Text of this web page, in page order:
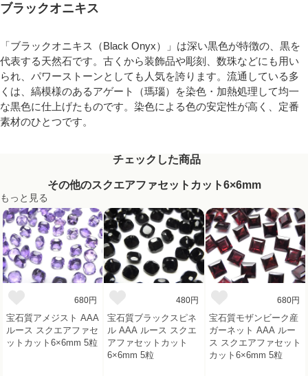
ブラックオニキス
「ブラックオニキス（Black Onyx）」は深い黒色が特徴の、黒を
代表する天然石です。古くから装飾品や彫刻、数珠などにも用い
られ、パワーストーンとしても人気を誇ります。流通している多
くは、縞模様のあるアゲート（瑪瑙）を染色・加熱処理して均一
な黒色に仕上げたものです。染色による色の安定性が高く、定番
素材のひとつです。
チェックした商品
その他のスクエアファセットカット6×6mm
もっと見る
680円
宝石質アメジスト AAA
ルース スクエアファセ
ットカット6×6mm 5粒
480円
宝石質ブラックスピネ
ル AAA ルース スクエ
アファセットカット
6×6mm 5粒
680円
宝石質モザンビーク産
ガーネット AAA ルー
ス スクエアファセット
カット6×6mm 5粒